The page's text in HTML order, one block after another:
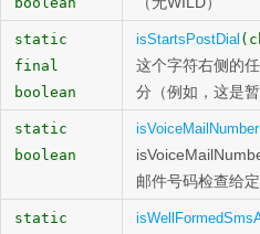
static
final
boolean
isStartsPostDial
这个字符右侧的
分（例如，这是暂
static
boolean
isVoiceMailNumber
邮件号码检查给定
static